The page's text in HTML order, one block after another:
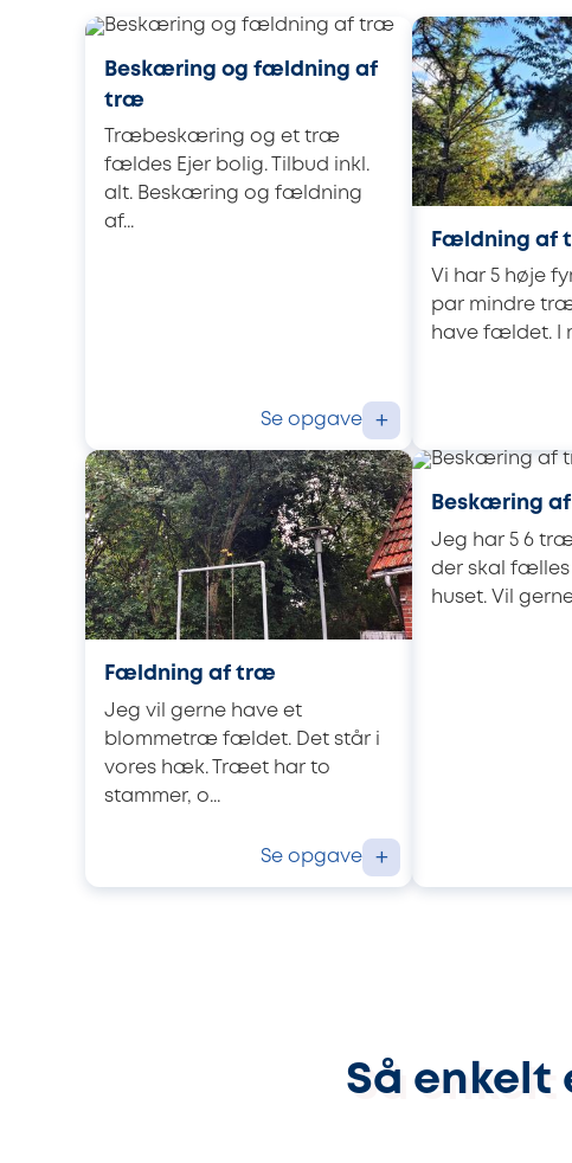
Beskæring og fældning af
træ
Træbeskæring og et træ
fældes Ejer bolig. Tilbud inkl.
alt. Beskæring og fældning
af...
Se opgave +
Fældning af
Vi har 5 høje
par mindre
have fældet. I
Fældning af træ
Jeg vil gerne have et
blommetræ fældet. Det står i
vores hæk. Træet har to
stammer, o...
Se opgave +
Beskæring
Jeg har 5 6
der skal
huset. Vil
Så enkelt